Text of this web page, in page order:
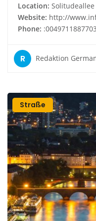
Location:
Website: http://
Phone:
R Redaktion
Straße